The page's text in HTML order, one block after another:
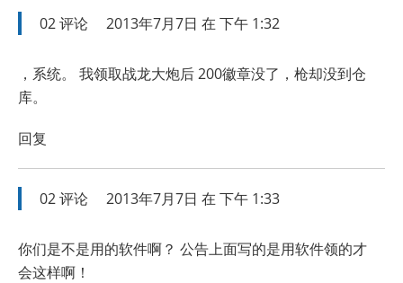
02评论 2013年7月7日 在 下午 1:32
，系统。 我领取战龙大炮后 200徽章没了，枪却没到仓
库。
回复
02评论 2013年7月7日 在 下午 1:33
你们是不是用的软件啊？ 公告上面写的是用软件领的才
会这样啊！